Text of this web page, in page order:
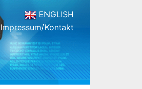
ENGLISH
Impressum/Kontakt